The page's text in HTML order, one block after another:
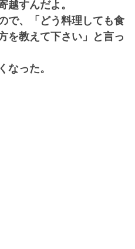
越すんだよ。
で、「どう料理しても食
を教えて下さい」と言っ
なった。